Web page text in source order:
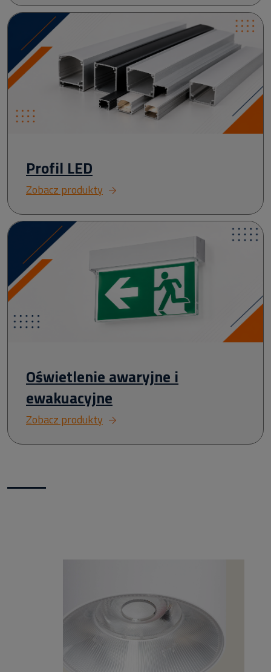
Profil LED
Zobacz produkty
Oświetlenie awaryjne i
ewakuacyjne
Zobacz produkty